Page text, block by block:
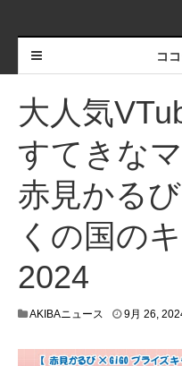
コ
大人気
すてきな
赤見かる
くの国の
2024
AKIBAニュース 9月 26,